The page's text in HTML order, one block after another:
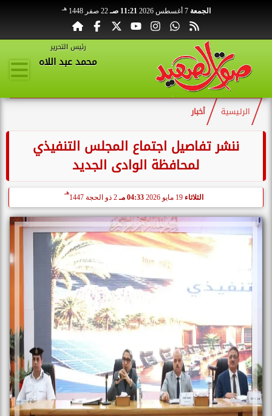
الجمعة 7 أغسطس 2026 11:21 صـ 22 صفر 1448 هـ
رئيس التحرير
محمد عبد اللاه
الرئيسية أخبار
ننشر تفاصيل اجتماع المجلس التنفيذي
لمحافظة الوادى الجديد
الثلاثاء 19 مايو 2026 04:33 مـ 2 ذو الحجة 1447
هـ